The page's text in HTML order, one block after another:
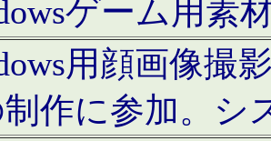
ゲーム用素
用顔画像撮
作に参加。シ